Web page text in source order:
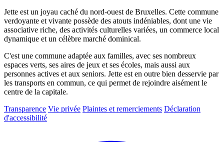
Jette est un joyau caché du nord-ouest de Bruxelles. Cette commune
verdoyante et vivante possède des atouts indéniables, dont une vie
associative riche, des activités culturelles variées, un commerce local
dynamique et un célèbre marché dominical.
C'est une commune adaptée aux familles, avec ses nombreux
espaces verts, ses aires de jeux et ses écoles, mais aussi aux
personnes actives et aux seniors. Jette est en outre bien desservie par
les transports en commun, ce qui permet de rejoindre aisément le
centre de la capitale.
Transparence Vie privée Plaintes et remerciements Déclaration
d'accessibilité